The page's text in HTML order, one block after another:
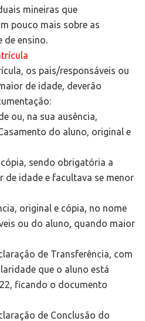
mineiras que
pouco mais sobre as
de ensino.
os pais/responsáveis ou
de idade, deverão
ou, na sua ausência,
do aluno, original e
sendo obrigatória a
de idade e facultava se menor
original e cópia, no nome
ou do aluno, quando maior
de Transferência, com
que o aluno está
ficando o documento
de Conclusão do